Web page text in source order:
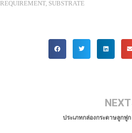
REQUIREMENT, SUBSTRATE
NEXT
ประเภทกล่องกระดาษลูกฟูก